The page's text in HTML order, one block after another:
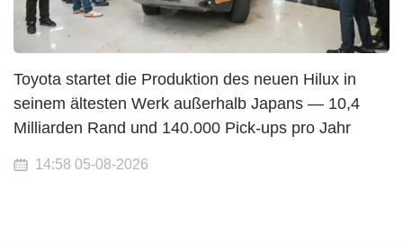
Toyota startet die Produktion des neuen Hilux in
seinem ältesten Werk außerhalb Japans — 10,4
Milliarden Rand und 140.000 Pick-ups pro Jahr
14:58 05-08-2026